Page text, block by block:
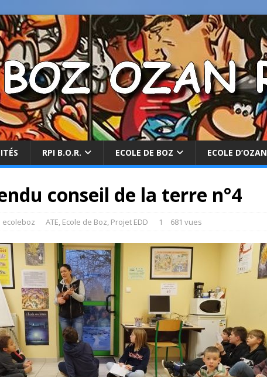
RPI B.O.R. ECOLE DE BOZ ECOLE D’OZAN
conseil de la terre n°4
ecoleboz ATE, Ecole de Boz, Projet EDD 1 681 vues